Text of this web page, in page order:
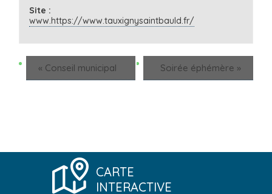
Site :
www.https://www.tauxignysaintbauld.fr/
« Conseil municipal Soirée éphémère »
CARTE
INTERACTIVE